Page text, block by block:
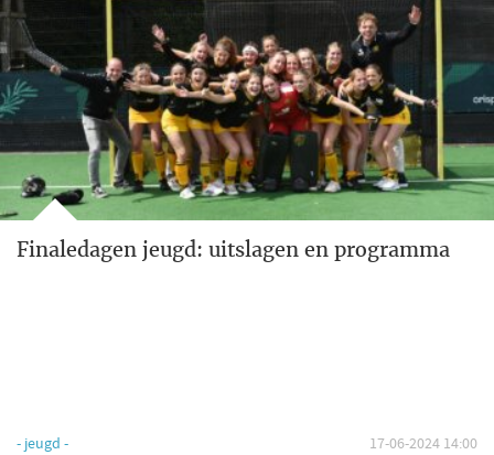
Finaledagen jeugd: uitslagen en programma
- jeugd - 17-06-2024 14:00